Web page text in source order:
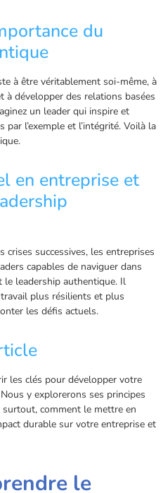
du
à être véritablement soi-même, à
à développer des relations basées
un leader qui inspire et
l’exemple et l’intégrité. Voilà la
en entreprise et
successives, les entreprises
capables de naviguer dans
le leadership authentique. Il
plus résilients et plus
les défis actuels.
les clés pour développer votre
y explorerons ses principes
comment le mettre en
durable sur votre entreprise et
le